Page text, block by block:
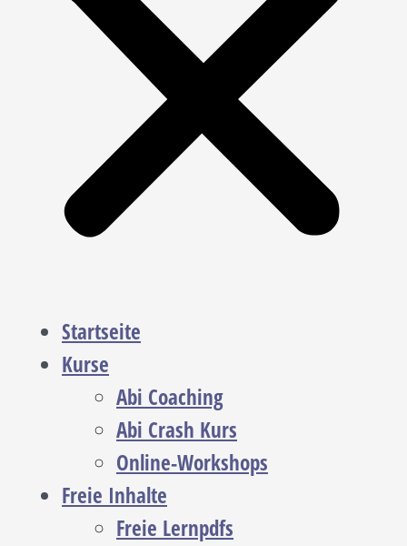
Startseite
Kurse
Abi Coaching
Abi Crash Kurs
Online-Workshops
Freie Inhalte
Freie Lernpdfs